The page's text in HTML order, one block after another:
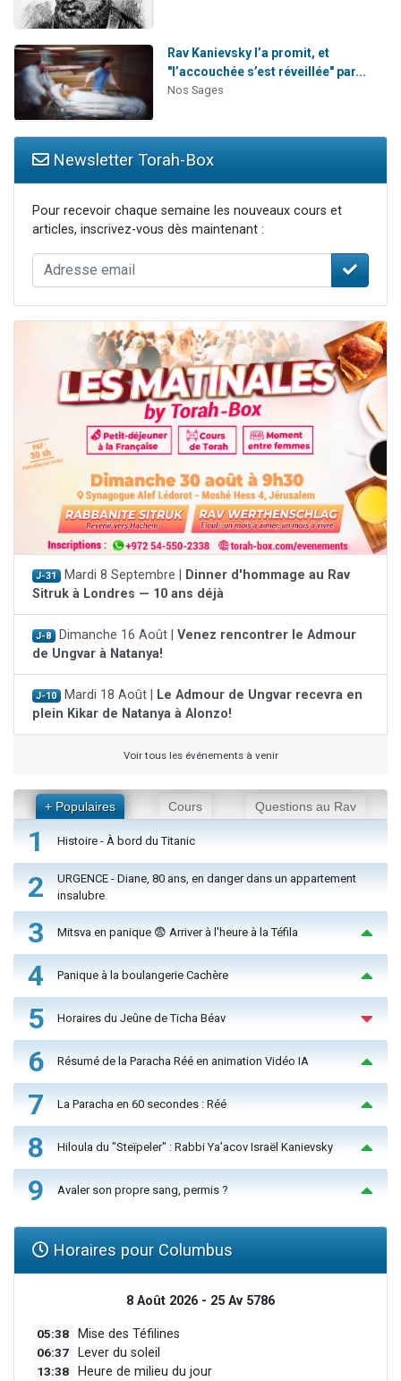
Rav Kanievsky l’a promit, et
"l’accouchée s’est réveillée" par...
Nos Sages
Newsletter Torah-Box
Pour recevoir chaque semaine les nouveaux cours et
articles, inscrivez-vous dès maintenant :
J-31 Mardi 8 Septembre |
Dinner d'hommage au Rav
Sitruk à Londres — 10 ans déjà
J-8 Dimanche 16 Août | Venez rencontrer le Admour
de Ungvar à Natanya!
J-10 Mardi 18 Août |
Le Admour de Ungvar recevra en
plein Kikar de Natanya à Alonzo!
Voir tous les événements à venir
+ Populaires Cours Questions au Rav
1 Histoire - À bord du Titanic
2
URGENCE - Diane, 80 ans, en danger dans un appartement
insalubre
3 Mitsva en panique 😨 Arriver à l'heure à la Téfila
4 Panique à la boulangerie Cachère
5 Horaires du Jeûne de Ticha Béav
6 Résumé de la Paracha Réé en animation Vidéo IA
7 La Paracha en 60 secondes : Réé
8 Hiloula du "Steïpeler" : Rabbi Ya’acov Israël Kanievsky
9 Avaler son propre sang, permis ?
Horaires pour Columbus
8 Août 2026 - 25 Av 5786
05:38 Mise des Téfilines
06:37 Lever du soleil
13:38 Heure de milieu du jour